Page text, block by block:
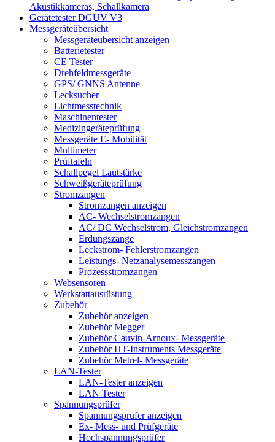
Akustikkameras, Schallkamera
Gerätetester DGUV V3
Messgeräteübersicht
Messgeräteübersicht anzeigen
Batterietester
CE Tester
Drehfeldmessgeräte
GPS/ GNNS Antenne
Lecksucher
Lichtmesstechnik
Maschinentester
Medizingeräteprüfung
Messgeräte E- Mobilität
Multimeter
Prüftafeln
Schallpegel Lautstärke
Schweißgeräteprüfung
Stromzangen
Stromzangen anzeigen
AC- Wechselstromzangen
AC/ DC Wechselstrom, Gleichstromzangen
Erdungszange
Leckstrom- Fehlerstromzangen
Leistungs- Netzanalysemesszangen
Prozessstromzangen
Websensoren
Werkstattausrüstung
Zubehör
Zubehör anzeigen
Zubehör Megger
Zubehör Cauvin-Arnoux- Messgeräte
Zubehör HT-Instruments Messgeräte
Zubehör Metrel- Messgeräte
LAN-Tester
LAN-Tester anzeigen
LAN Tester
Spannungsprüfer
Spannungsprüfer anzeigen
Ex- Mess- und Prüfgeräte
Hochspannungsprüfer